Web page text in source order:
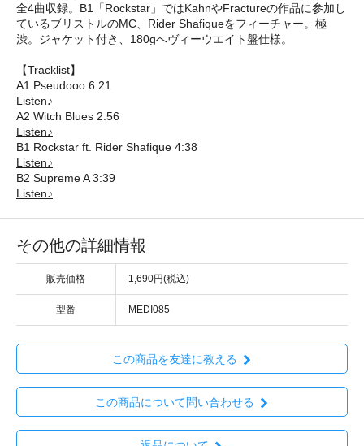
全4曲収録。B1「Rockstar」ではKahnやFractureの作品に参加し
ているブリストルのMC、Rider Shafiqueをフィーチャー。極
渋。ジャケット付き、180gへヴィーウエイト盤仕様。
【Tracklist】
A1 Pseudooo 6:21
Listen♪
A2 Witch Blues 2:56
Listen♪
B1 Rockstar ft. Rider Shafique 4:38
Listen♪
B2 Supreme A 3:39
Listen♪
その他の詳細情報
販売価格 1,690円(税込)
型番 MEDI085
この商品を友達に教える
この商品について問い合わせる